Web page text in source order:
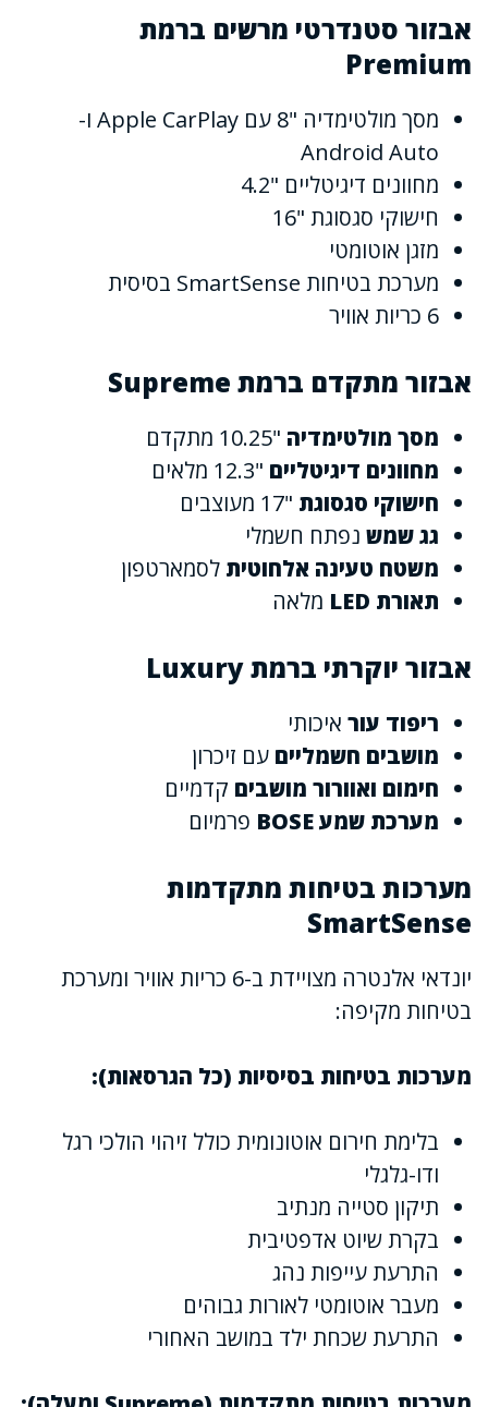
אבזור סטנדרטי מרשים ברמת
Premium
מסך מולטימדיה "8 עם Apple CarPlay ו-
Android Auto
מחוונים דיגיטליים "4.2
חישוקי סגסוגת "16
מזגן אוטומטי
מערכת בטיחות SmartSense בסיסית
6 כריות אוויר
אבזור מתקדם ברמת Supreme
מסך מולטימדיה "10.25 מתקדם
מחוונים דיגיטליים "12.3 מלאים
חישוקי סגסוגת "17 מעוצבים
גג שמש נפתח חשמלי
משטח טעינה אלחוטית לסמארטפון
תאורת LED
מלאה
אבזור יוקרתי ברמת Luxury
ריפוד עור איכותי
מושבים חשמליים עם זיכרון
חימום ואוורור מושבים קדמיים
מערכת שמע BOSE
פרמיום
מערכות בטיחות מתקדמות
SmartSense
יונדאי אלנטרה מצויידת ב-6 כריות אוויר ומערכת
בטיחות מקיפה:
מערכות בטיחות בסיסיות (כל הגרסאות):
בלימת חירום אוטונומית כולל זיהוי הולכי רגל
ודו-גלגלי
תיקון סטייה מנתיב
בקרת שיוט אדפטיבית
התרעת עייפות נהג
מעבר אוטומטי לאורות גבוהים
התרעת שכחת ילד במושב האחורי